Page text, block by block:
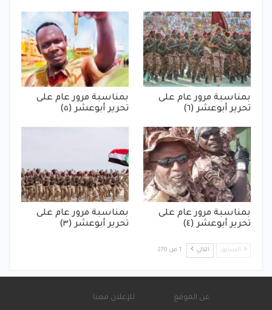
بمناسبة مرور عام على
تحرير أبوعشر (٦)
بمناسبة مرور عام على
تحرير أبوعشر (٥)
بمناسبة مرور عام على
تحرير أبوعشر (٤)
بمناسبة مرور عام على
تحرير أبوعشر (٣)
السابق التالي 1 من 270
عن الموقع للإعلان معنا